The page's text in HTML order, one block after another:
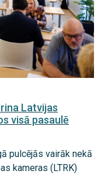
Latvijas
visā pasaulē
pulcējās vairāk nekā
kameras (LTRK)